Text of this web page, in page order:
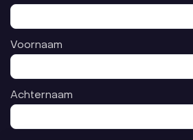
Voornaam
Achternaam